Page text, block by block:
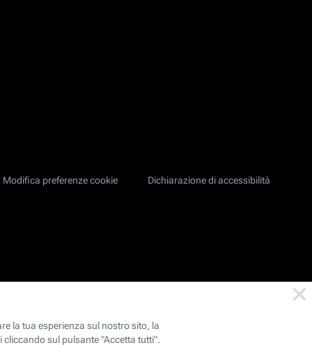
Modifica preferenze cookie Dichiarazione di accessibilità